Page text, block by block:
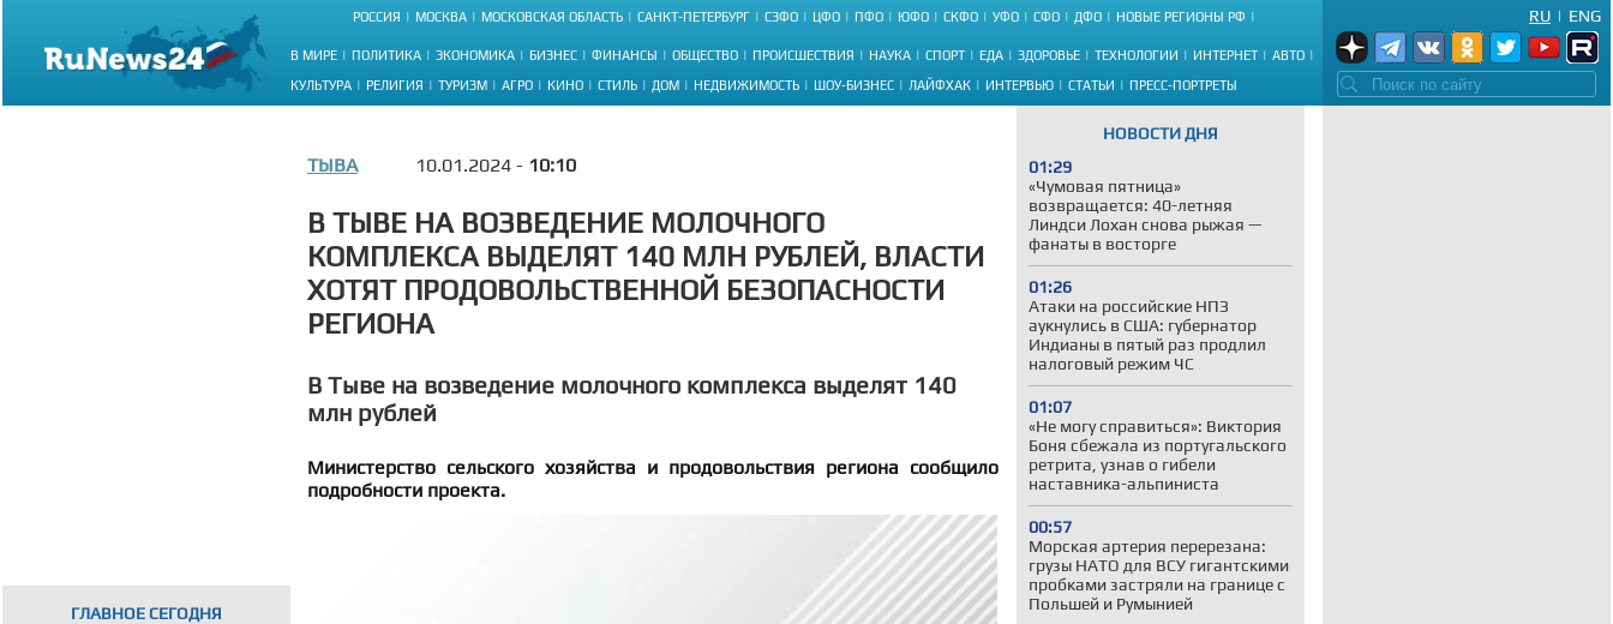
РОССИЯ МОСКВА МОСКОВСКАЯ ОБЛАСТЬ САНКТ-ПЕТЕРБУРГ СЗФО ЦФО ПФО ЮФО СКФО УФО СФО ДФО НОВЫЕ РЕГИОНЫ РФ
В МИРЕ ПОЛИТИКА ЭКОНОМИКА БИЗНЕС ФИНАНСЫ ОБЩЕСТВО ПРОИСШЕСТВИЯ НАУКА СПОРТ ЕДА ЗДОРОВЬЕ ТЕХНОЛОГИИ ИНТЕРНЕТ АВТО
КУЛЬТУРА РЕЛИГИЯ ТУРИЗМ АГРО КИНО СТИЛЬ ДОМ НЕДВИЖИМОСТЬ ШОУ-БИЗНЕС ЛАЙФХАК ИНТЕРВЬЮ СТАТЬИ ПРЕСС-ПОРТРЕТЫ
ENG
|
RU
ГЛАВНОЕ СЕГОДНЯ
НОВОСТИ ДНЯ
01:29
«Чумовая пятница»
возвращается: 40-летняя
Линдси Лохан снова рыжая —
фанаты в восторге
01:26
Атаки на российские НПЗ
аукнулись в США: губернатор
Индианы в пятый раз продлил
налоговый режим ЧС
01:07
«Не могу справиться»: Виктория
Боня сбежала из португальского
ретрита, узнав о гибели
наставника-альпиниста
00:57
Морская артерия перерезана:
грузы НАТО для ВСУ гигантскими
пробками застряли на границе с
Польшей и Румынией
ТЫВА 10.01.2024 - 10:10
В ТЫВЕ НА ВОЗВЕДЕНИЕ МОЛОЧНОГО
КОМПЛЕКСА ВЫДЕЛЯТ 140 МЛН РУБЛЕЙ, ВЛАСТИ
ХОТЯТ ПРОДОВОЛЬСТВЕННОЙ БЕЗОПАСНОСТИ
РЕГИОНА
В Тыве на возведение молочного комплекса выделят 140
млн рублей
Министерство сельского хозяйства и продовольствия региона сообщило
подробности проекта.